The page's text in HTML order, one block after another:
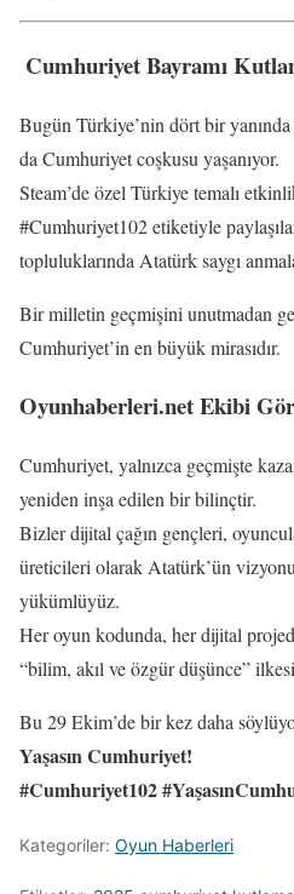
Cumhuriyet Bayramı
Bugün Türkiye’nin dört bir
da Cumhuriyet coşkusu yaşanıyor.
Steam’de özel Türkiye temalı
#Cumhuriyet102 etiketiyle
topluluklarında Atatürk saygı
Bir milletin geçmişini unutmadan
Cumhuriyet’in en büyük mirasıdır.
Oyunhaberleri.net Ekibi
Cumhuriyet, yalnızca geçmişte
yeniden inşa edilen bir bilinçtir.
Bizler dijital çağın gençleri,
üreticileri olarak Atatürk’ün
yükümlüyüz.
Her oyun kodunda, her dijital
“bilim, akıl ve özgür düşünce”
Bu 29 Ekim’de bir kez daha
Yaşasın Cumhuriyet!
#Cumhuriyet102
Kategoriler: Oyun Haberleri